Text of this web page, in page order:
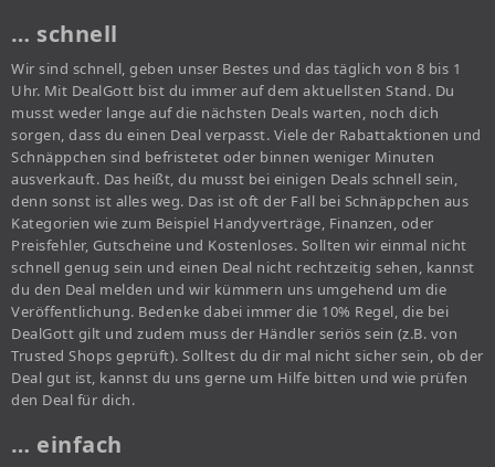
… schnell
Wir sind schnell, geben unser Bestes und das täglich von 8 bis 1
Uhr. Mit DealGott bist du immer auf dem aktuellsten Stand. Du
musst weder lange auf die nächsten Deals warten, noch dich
sorgen, dass du einen Deal verpasst. Viele der Rabattaktionen und
Schnäppchen sind befristetet oder binnen weniger Minuten
ausverkauft. Das heißt, du musst bei einigen Deals schnell sein,
denn sonst ist alles weg. Das ist oft der Fall bei Schnäppchen aus
Kategorien wie zum Beispiel Handyverträge, Finanzen, oder
Preisfehler, Gutscheine und Kostenloses. Sollten wir einmal nicht
schnell genug sein und einen Deal nicht rechtzeitig sehen, kannst
du den Deal melden und wir kümmern uns umgehend um die
Veröffentlichung. Bedenke dabei immer die 10% Regel, die bei
DealGott gilt und zudem muss der Händler seriös sein (z.B. von
Trusted Shops geprüft). Solltest du dir mal nicht sicher sein, ob der
Deal gut ist, kannst du uns gerne um Hilfe bitten und wie prüfen
den Deal für dich.
… einfach